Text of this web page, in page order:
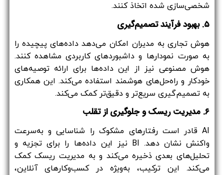
شخصی‌سازی شده اتخاذ کنند.
۵. بهبود فرآیند تصمیم‌گیری
هوش تجاری به مدیران امکان می‌دهد داده‌های پیچیده را
به صورت نمودارها و داشبوردهای کاربردی مشاهده کنند.
هوش مصنوعی نیز از این داده‌ها برای ارائه توصیه‌های
خودکار و راه‌حل‌های هوشمند استفاده می‌کند. این همکاری
به تصمیم‌گیری سریع‌تر و دقیق‌تر کمک می‌کند.
۶. مدیریت ریسک و جلوگیری از تقلب
AI قادر است رفتارهای مشکوک را شناسایی و به‌سرعت
واکنش نشان دهد. BI نیز این داده‌ها را برای تجزیه و
تحلیل‌های بعدی ذخیره می‌کند و به مدیریت ریسک کمک
می‌کند. این ترکیب، به‌ویژه در کسب‌وکارهای آنلاین،